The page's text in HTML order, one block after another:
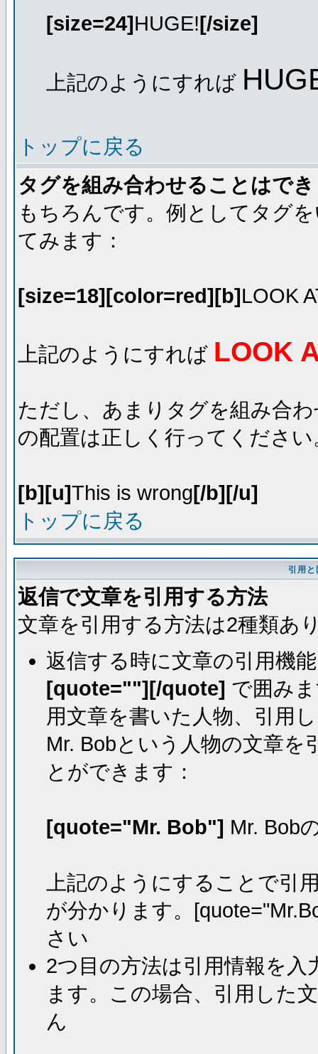
[size=24]HUGE![/size]
上記のようにすれば
トップに戻る
タグを組み合わせることはで
もちろんです。例としてタグ
てみます：
[size=18][color=red][b]LOOK
上記のようにすれば LOOK
ただし、あまりタグを組み合
の配置は正しく行ってくださ
[b][u]This is wrong[/b][/u]
トップに戻る
引用
返信で文章を引用する方法
文章を引用する方法は2種類あ
返信する時に文章の引用機
[quote=""][/quote] で囲み
用文章を書いた人物、引用
Mr. Bobという人物の文章
とができます：
[quote="Mr. Bob"] Mr. Bob
上記のようにすることで引
が分かります。
さい
2つ目の方法は引用情報を入
ます。この場合、引用した
ん